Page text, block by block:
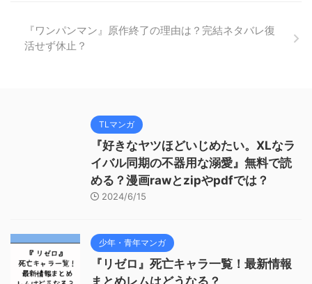
『ワンパンマン』原作終了の理由は？完結ネタバレ復
活せず休止？
TLマンガ
『好きなヤツほどいじめたい。XLなラ
イバル同期の不器用な溺愛』無料で読
める？漫画rawとzipやpdfでは？
2024/6/15
少年・青年マンガ
『リゼロ』死亡キャラ一覧！最新情報
まとめレムはどうなる？